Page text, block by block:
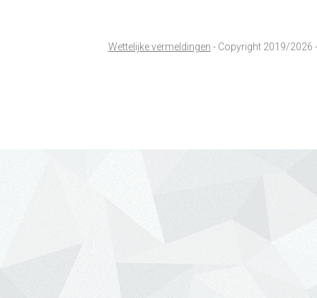
Wettelijke vermeldingen - Copyright 2019/2026